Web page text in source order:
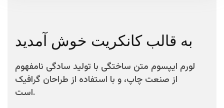
به قالب کانکریت خوش آمدید
لورم ایپسوم متن ساختگی با تولید سادگی نامفهوم
از صنعت چاپ، و با استفاده از طراحان گرافیک
است.